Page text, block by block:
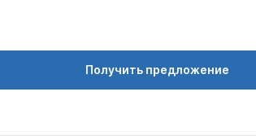
Получить предложение